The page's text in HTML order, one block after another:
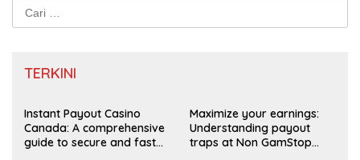
TERKINI
Instant Payout Casino
Canada: A comprehensive
guide to secure and fast
Maximize your earnings:
Understanding payout
traps at Non GamStop